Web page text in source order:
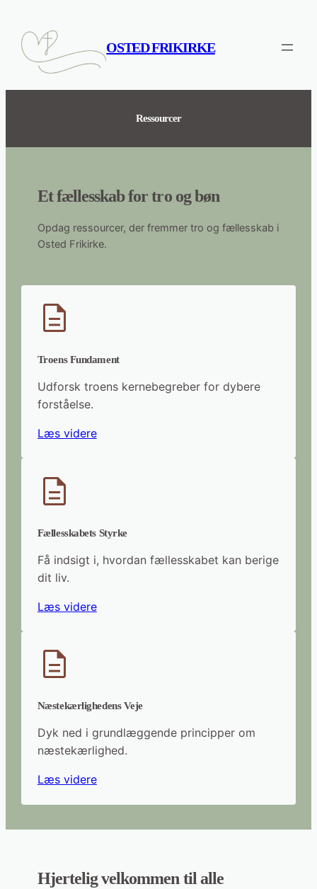
indhold
OSTED FRIKIRKE
Ressourcer
Et fællesskab for tro og bøn
Opdag ressourcer, der fremmer tro og fællesskab i
Osted Frikirke.
Troens Fundament
Udforsk troens kernebegreber for dybere
forståelse.
Læs videre
Fællesskabets Styrke
Få indsigt i, hvordan fællesskabet kan berige
dit liv.
Læs videre
Næstekærlighedens Veje
Dyk ned i grundlæggende principper om
næstekærlighed.
Læs videre
Hjertelig velkommen til alle